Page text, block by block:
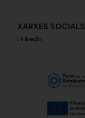
XARXES SOCIALS
Linkedin